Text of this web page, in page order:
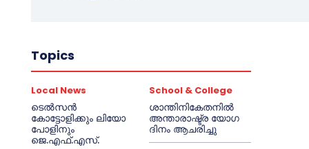
Topics
Local News
ടെൽസൻ
കോട്ടോളിക്കും ലിയോ
പോളിനും
ജെ.എഫ്.എസ്.
School & College
ശാന്തിനികേതനിൽ
അന്താരാഷ്ട്ര യോഗ
ദിനം ആചരിച്ചു